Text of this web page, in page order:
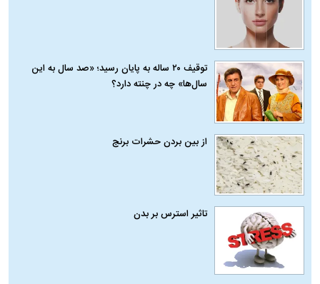
توقیف ۲۰ ساله به پایان رسید؛ «صد سال به این
سال‌ها» چه در چنته دارد؟
از بین بردن حشرات برنج
تاثیر استرس بر بدن